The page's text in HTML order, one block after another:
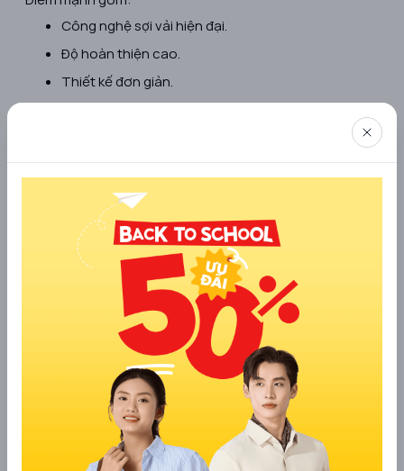
Công nghệ sợi vải hiện đại.
Độ hoàn thiện cao.
Thiết kế đơn giản.
Phù hợp mặc nhiều lớp.
Mức giá của Uniqlo thường cao hơn một số thương hiệu
nội địa nhưng vẫn được đánh giá xứng đáng với chất